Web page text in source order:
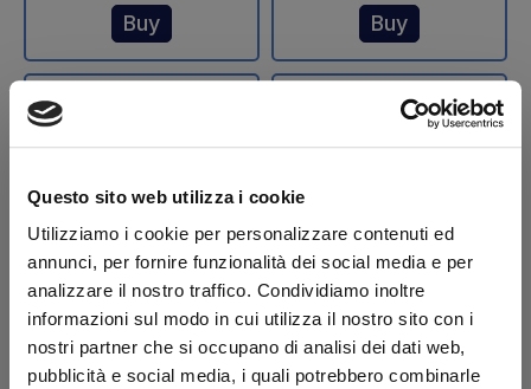
Questo sito web utilizza i cookie
Utilizziamo i cookie per personalizzare contenuti ed
annunci, per fornire funzionalità dei social media e per
analizzare il nostro traffico. Condividiamo inoltre
informazioni sul modo in cui utilizza il nostro sito con i
nostri partner che si occupano di analisi dei dati web,
pubblicità e social media, i quali potrebbero combinarle
Buy Buy
Stelo cilindro
sollevamento Ø 70
mm DLB 47 Dautel
Stelo cilindro
sollevamento Ø 75
mm DLB 47 Dautel